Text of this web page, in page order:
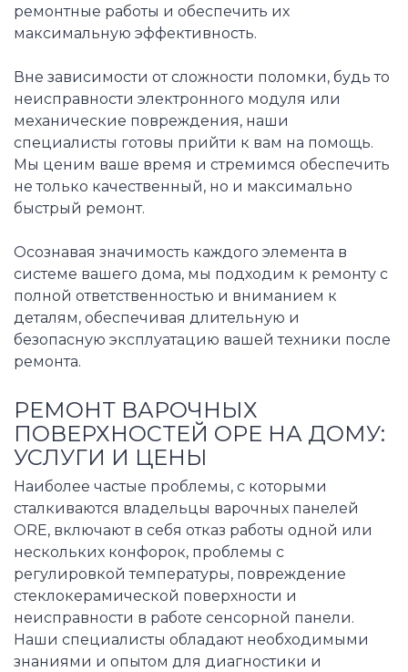
ремонтные работы и обеспечить их
максимальную эффективность.
Вне зависимости от сложности поломки, будь то
неисправности электронного модуля или
механические повреждения, наши
специалисты готовы прийти к вам на помощь.
Мы ценим ваше время и стремимся обеспечить
не только качественный, но и максимально
быстрый ремонт.
Осознавая значимость каждого элемента в
системе вашего дома, мы подходим к ремонту с
полной ответственностью и вниманием к
деталям, обеспечивая длительную и
безопасную эксплуатацию вашей техники после
ремонта.
РЕМОНТ ВАРОЧНЫХ
ПОВЕРХНОСТЕЙ ОРЕ НА ДОМУ:
УСЛУГИ И ЦЕНЫ
Наиболее частые проблемы, с которыми
сталкиваются владельцы варочных панелей
ORE, включают в себя отказ работы одной или
нескольких конфорок, проблемы с
регулировкой температуры, повреждение
стеклокерамической поверхности и
неисправности в работе сенсорной панели.
Наши специалисты обладают необходимыми
знаниями и опытом для диагностики и